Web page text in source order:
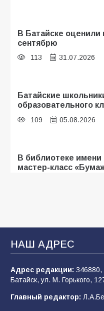
В Батайске оценили
сентябрю
113 31.07.2026
Батайские
образовательного
109 05.08.2026
В библиотеке
мастер-класс
«Мобилизация или
деле происходит в
2026 года
В Батайске
НАШ АДРЕС
Адрес редакции: 346880,
Батайск, ул. М. Горького,
Главный редактор: